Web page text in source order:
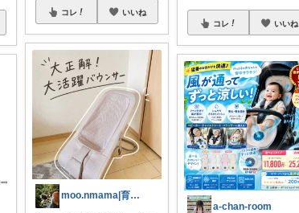
コレ いいね
moo.nmama|育児をラクに♡
コレ いいね
a-chan-room